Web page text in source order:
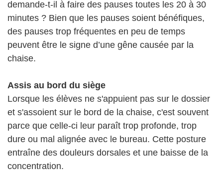
demande-t-il à faire des pauses toutes les 20 à 30
minutes ? Bien que les pauses soient bénéfiques,
des pauses trop fréquentes en peu de temps
peuvent être le signe d’une gêne causée par la
chaise.
Assis au bord du siège
Lorsque les élèves ne s'appuient pas sur le dossier
et s'assoient sur le bord de la chaise, c'est souvent
parce que celle-ci leur paraît trop profonde, trop
dure ou mal alignée avec le bureau. Cette posture
entraîne des douleurs dorsales et une baisse de la
concentration.